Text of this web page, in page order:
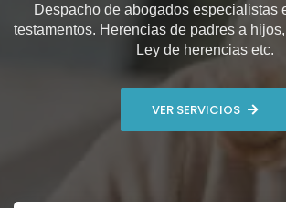
Despacho de abogados especialistas
testamentos. Herencias de padres a
Ley de herencias etc.
VER SERVICIOS